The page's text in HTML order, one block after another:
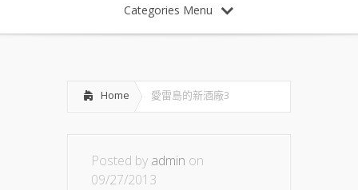
Categories Menu
Home 愛雷島的新酒廠3
Posted by admin on
09/27/2013